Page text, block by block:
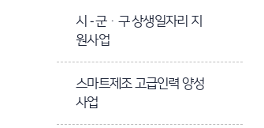
시 - 군ㆍ구 상생일자리 지
원사업
스마트제조 고급인력 양성
사업